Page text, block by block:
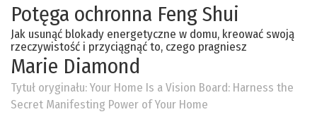
Potęga ochronna Feng Shui
Jak usunąć blokady energetyczne w domu, kreować swoją
rzeczywistość i przyciągnąć to, czego pragniesz
Marie Diamond
Tytuł oryginału:Your Home Is a Vision Board: Harness the
Secret Manifesting Power of Your Home